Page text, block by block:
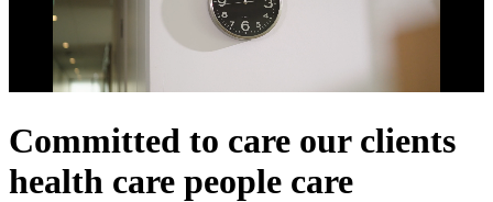
Committed to care our clients
health care people care